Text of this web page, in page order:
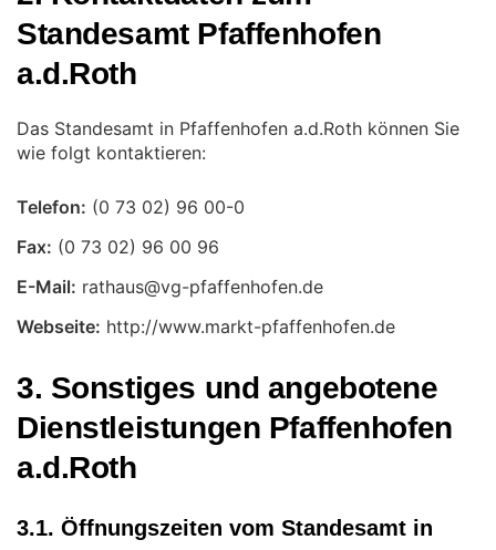
Standesamt Pfaffenhofen
a.d.Roth
Das Standesamt in Pfaffenhofen a.d.Roth können Sie
wie folgt kontaktieren:
Telefon:
Fax:
E-Mail:
Webseite: http://www.markt-pfaffenhofen.de
3. Sonstiges und angebotene
Dienstleistungen Pfaffenhofen
a.d.Roth
3.1. Öffnungszeiten vom Standesamt in